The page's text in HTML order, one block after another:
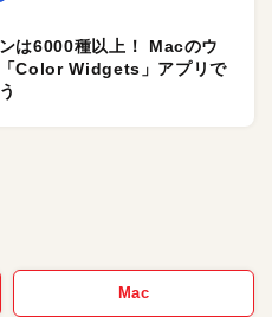
は6000種以上！ Macのウ
「Color Widgets」アプリで
Mac